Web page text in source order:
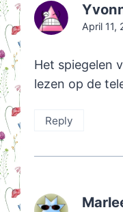
April 11,
Het spiegelen
lezen op de
Reply